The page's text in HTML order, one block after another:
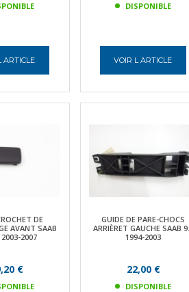
ARTICLE
DISPONIBLE
VOIR L ARTICLE
DE
AVANT SAAB
2007
€
GUIDE DE PARE-CHOCS
ARRIÈRET GAUCHE SAAB
1994-2003
22,00 €
DISPONIBLE